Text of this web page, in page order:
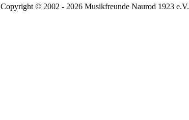
Copyright © 2002 - 2026 Musikfreunde Naurod 1923 e.V.